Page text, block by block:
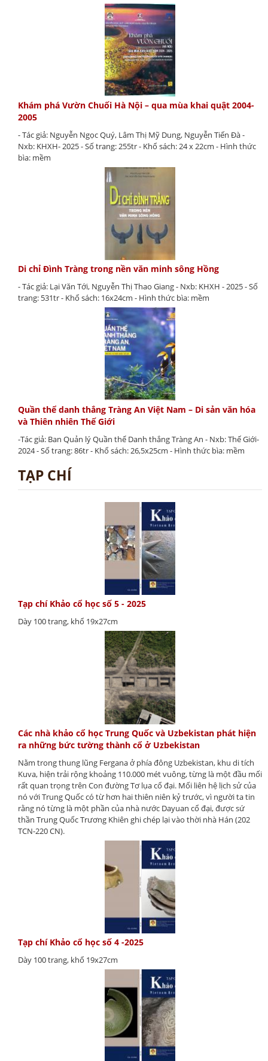
Khám phá Vườn Chuối Hà Nội – qua mùa khai quật 2004-
2005
- Tác giả: Nguyễn Ngọc Quý, Lâm Thị Mỹ Dung, Nguyễn Tiến Đà -
Nxb: KHXH- 2025 - Số trang: 255tr - Khổ sách: 24 x 22cm - Hình thức
bìa: mềm
Di chỉ Đình Tràng trong nền văn minh sông Hồng
- Tác giả: Lại Văn Tới, Nguyễn Thị Thao Giang - Nxb: KHXH - 2025 - Số
trang: 531tr - Khổ sách: 16x24cm - Hình thức bìa: mềm
Quần thể danh thắng Tràng An Việt Nam – Di sản văn hóa
và Thiên nhiên Thế Giới
-Tác giả: Ban Quản lý Quần thể Danh thắng Tràng An - Nxb: Thế Giới-
2024 - Số trang: 86tr - Khổ sách: 26,5x25cm - Hình thức bìa: mềm
TẠP CHÍ
Tạp chí Khảo cổ học số 5 - 2025
Dày 100 trang, khổ 19x27cm
Các nhà khảo cổ học Trung Quốc và Uzbekistan phát hiện
ra những bức tường thành cổ ở Uzbekistan
Nằm trong thung lũng Fergana ở phía đông Uzbekistan, khu di tích
Kuva, hiện trải rộng khoảng 110.000 mét vuông, từng là một đầu mối
rất quan trọng trên Con đường Tơ lụa cổ đại. Mối liên hệ lịch sử của
nó với Trung Quốc có từ hơn hai thiên niên kỷ trước, vì người ta tin
rằng nó từng là một phần của nhà nước Dayuan cổ đại, được sứ
thần Trung Quốc Trương Khiên ghi chép lại vào thời nhà Hán (202
TCN-220 CN).
Tạp chí Khảo cổ học số 4 -2025
Dày 100 trang, khổ 19x27cm